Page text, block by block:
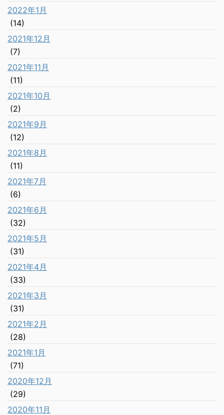
2022年1月
(14)
2021年12月
(7)
2021年11月
(11)
2021年10月
(2)
2021年9月
(12)
2021年8月
(11)
2021年7月
(6)
2021年6月
(32)
2021年5月
(31)
2021年4月
(33)
2021年3月
(31)
2021年2月
(28)
2021年1月
(71)
2020年12月
(29)
2020年11月